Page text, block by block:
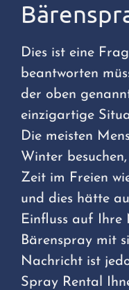
Dies ist eine
beantworten
der oben
einzigartige
Die meisten
Winter
Zeit im Freien
und dies hätte
Einfluss auf Ihre
Bärenspray mit
Nachricht ist
Spray Rental